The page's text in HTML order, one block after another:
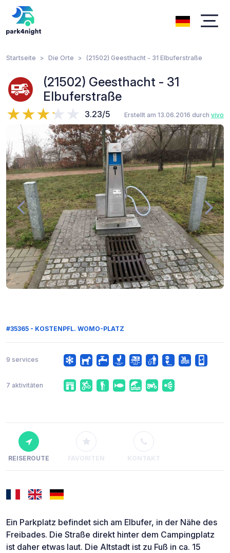
Startseite Die Orte (21502) Geesthacht - 31 Elbuferstraße
(21502) Geesthacht - 31
Elbuferstraße
3.23/5 Erstellt am 13.06.2016 durch vivo
#35365 - KOSTENPFL. WOMO-PLATZ
9 services
7 aktivitäten
REISEROUTE FAVORITEN KONTAKT
Ein Parkplatz befindet sich am Elbufer, in der Nähe des
Freibades. Die Straße direkt hinter dem Campingplatz
ist daher etwas laut. Die Altstadt ist zu Fuß in ca. 15